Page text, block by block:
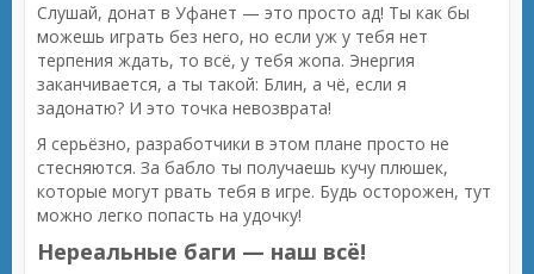
Слушай, донат в Уфанет — это просто ад! Ты как бы
можешь играть без него, но если уж у тебя нет
терпения ждать, то всё, у тебя жопа. Энергия
заканчивается, а ты такой: Блин, а чё, если я
задонатю? И это точка невозврата!
Я серьёзно, разработчики в этом плане просто не
стесняются. За бабло ты получаешь кучу плюшек,
которые могут рвать тебя в игре. Будь осторожен, тут
можно легко попасть на удочку!
Нереальные баги — наш всё!